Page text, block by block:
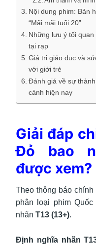
Nội dung phim: Bản
“Mãi mãi tuổi 20”
Những lưu ý tối
tại rạp
Giá trị giáo dục và
với giới trẻ
Đánh giá về sự
cảnh hiện nay
Giải đáp
Đỏ bao
được xem?
Theo thông báo
phân loại phim Quốc
nhãn T13 (13+).
Định nghĩa nhãn